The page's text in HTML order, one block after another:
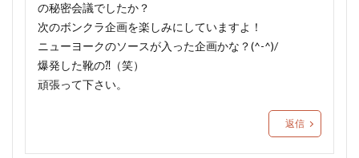
の秘密会議でしたか？
次のボンクラ企画を楽しみにしていますよ！
ニューヨークのソースが入った企画かな？(^-^)/
爆発した靴の⁈（笑）
頑張って下さい。
返信